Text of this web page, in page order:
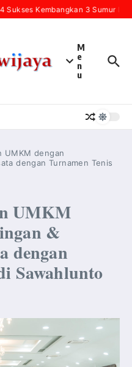
Kembangkan 3 Sumur
M
e
n
u
UMKM dengan
dengan Turnamen Tenis
UMKM
&
dengan
Sawahlunto